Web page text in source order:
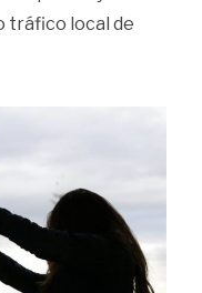
tráfico local de